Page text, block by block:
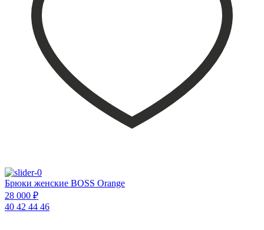
Брюки женские BOSS Orange
28 000 ₽
40 42 44 46